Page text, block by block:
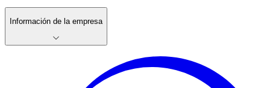
Información de la empresa